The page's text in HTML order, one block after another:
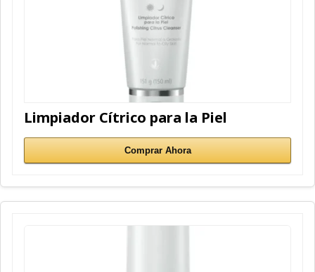
Limpiador Cítrico para la Piel
Comprar Ahora